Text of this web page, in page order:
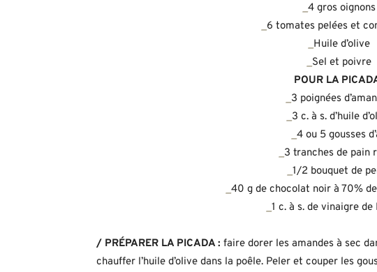
4 gros oignons
6 tomates pelées et
Huile d’olive
Sel et poivre
POUR LA
3 poignées
3 c. à s. d’huile
4 ou 5 gousses
3 tranches de pain
1/2 bouquet de
40 g de chocolat noir à 70%
1 c. à s. de vinaigre de
/ PRÉPARER LA PICADA : faire dorer les amandes à sec
chauffer l’huile d’olive dans la poêle. Peler et couper les